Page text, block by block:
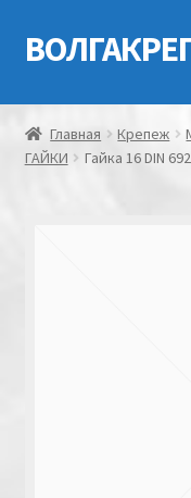
Перейти
к
Перейти
к
Главная
Контакты
Главная Крепеж
ГАЙКИ
Гайка 16 DIN